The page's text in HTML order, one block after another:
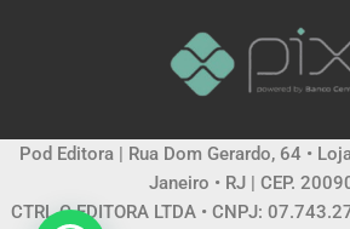
Pod Editora | Rua Dom Gerardo, 64 •
Janeiro • RJ | CEP.
CTRL C EDITORA LTDA • CNPJ: